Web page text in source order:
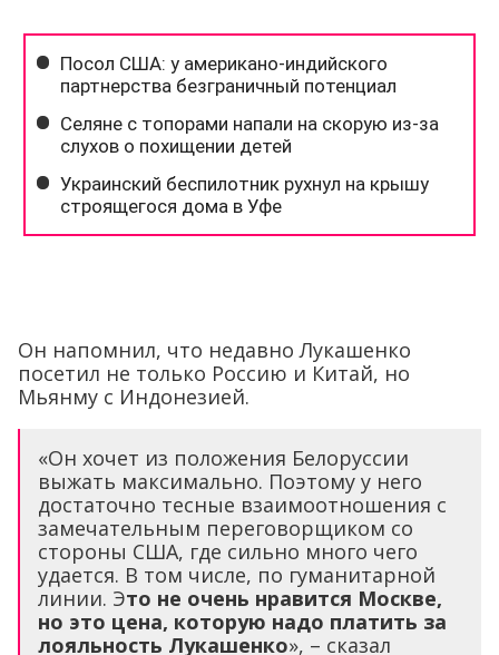
Он напомнил, что недавно Лукашенко
посетил не только Россию и Китай, но
Мьянму с Индонезией.
«Он хочет из положения Белоруссии
выжать максимально. Поэтому у него
достаточно тесные взаимоотношения с
замечательным переговорщиком со
стороны США, где сильно много чего
удается. В том числе, по гуманитарной
линии. Это не очень нравится Москве,
но это цена, которую надо платить за
лояльность Лукашенко», – сказал